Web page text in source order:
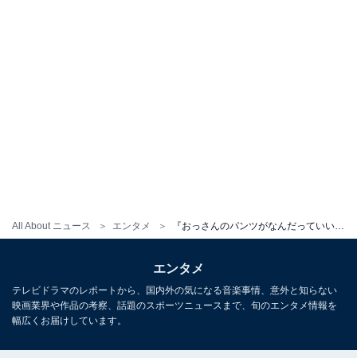
All About ニュース エンタメ
2019年よりフリーランスライター・エディターとして活
動。月刊誌やニュースサイト編集者としてのバックグラ
ウンドを持つ。現在はローカルメディアでの活動を中心
エンタメ
テレビドラマのレポートから、国内外の気になる音楽事情、意外と知らない
映画業界や作品の考察、話題のスポーツニュースまで、旬のエンタメ情報を
幅広くお届けしています。